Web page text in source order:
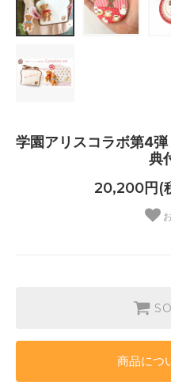
学園アリスコラボ第4
典
20,200円(
商品につ